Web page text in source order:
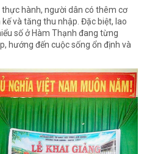
hành, người dân có thêm cơ
và tăng thu nhập. Đặc biệt, lao
số ở Hàm Thạnh đang từng
hướng đến cuộc sống ổn định và